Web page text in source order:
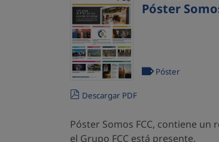
Póster
Descargar PDF
Póster
Póster Somos FCC, contiene
el Grupo FCC está presente.